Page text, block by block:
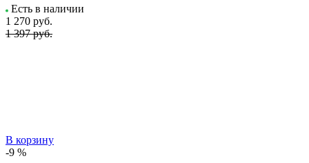
Есть в наличии
1 270 руб.
1 397 руб.
В корзину
-9 %